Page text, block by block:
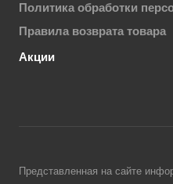
Политика обработки
Правила возврата товара
Акции
Представленная на сайте